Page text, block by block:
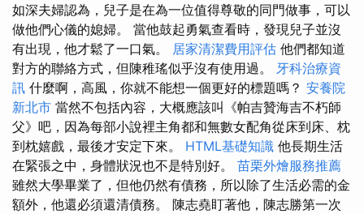
如深夫婦認為，兒子是在為一位值得尊敬的同門做事，可以
做他們心儀的媳婦。 當他鼓起勇氣查看時，發現兒子並沒
有出現，他才鬆了一口氣。 居家清潔費用評估 他們都知道
對方的聯絡方式，但陳稚瑤似乎沒有使用過。 牙科治療資
訊 什麼啊，高風，你就不能想一個更好的標題嗎？ 安養院
新北市 當然不包括內容，大概應該叫《帕吉贊海吉不朽師
父》吧，因為每部小說裡主角都和無數女配角從床到床、枕
到枕嬉戲，最後才安定下來。 HTML基礎知識 他長期生活
在緊張之中，身體狀況也不是特別好。 苗栗外燴服務推薦
雖然大學畢業了，但他仍然有債務，所以除了生活必需的金
額外，他還必須還清債務。 陳志堯盯著他，陳志勝第一次